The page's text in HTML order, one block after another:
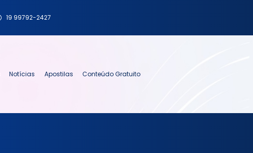
19 99792-2427
Notícias Apostilas Conteúdo Gratuito